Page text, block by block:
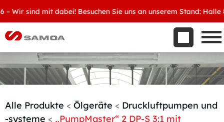
Wir sind mit dabei! Besuchen Sie uns an unserem Stand: Halle 8,
Aktuelles
Kontakt
Handelspartner werden
Alle Produkte < Ölgeräte < Druckluftpumpen und
-systeme < „PumpMaster“ 2 DP-S 3:1 mit